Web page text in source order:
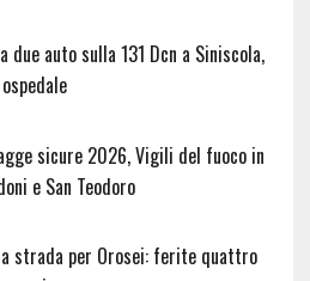
due auto sulla 131 Dcn a Siniscola,
sicure 2026, Vigili del fuoco in
e San Teodoro
strada per Orosei: ferite quattro